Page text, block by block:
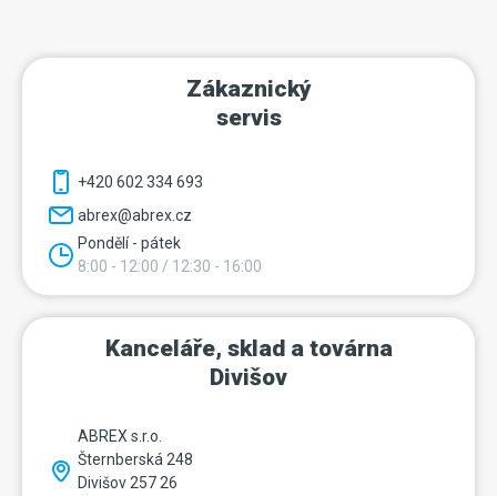
Zákaznický
servis
+420 602 334 693
abrex@abrex.cz
Pondělí - pátek
8:00 - 12:00 / 12:30 - 16:00
Kanceláře, sklad a továrna
Divišov
ABREX s.r.o.
Šternberská 248
Divišov 257 26